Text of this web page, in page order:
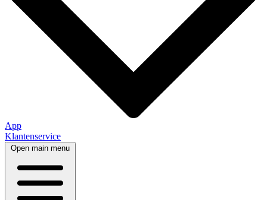
App
Klantenservice
Open main menu